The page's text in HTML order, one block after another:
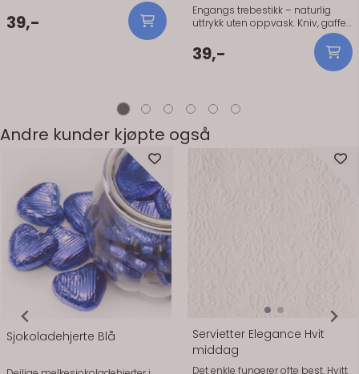
39,-
Engangs trebestikk – naturlig
uttrykk uten oppvask. Kniv, gaffel
39,-
Andre kunder kjøpte også
Sjokoladehjerte Blå
Servietter Elegance Hvit
middag
Det enkle fungerer ofte best. Hvitt